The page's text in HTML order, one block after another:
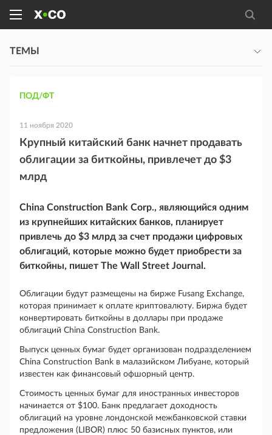
ТЕМЫ
ПОД/ФТ
11 ноября 2020
Крупный китайский банк начнет продавать
облигации за биткойны, привлечет до $3
млрд
China Construction Bank Corp., являющийся одним
из крупнейших китайских банков, планирует
привлечь до $3 млрд за счет продажи цифровых
облигаций, которые можно будет приобрести за
биткойны, пишет The Wall Street Journal.
Облигации будут размещены на бирже Fusang Exchange,
которая принимает к оплате криптовалюту. Биржа будет
конвертировать биткойны в доллары при продаже
облигаций China Construction Bank.
Выпуск ценных бумаг будет организован подразделением
China Construction Bank в малазийском Либуане, который
известен как финансовый офшорный центр.
Стоимость ценных бумаг для иностранных инвесторов
начинается от $100. Банк предлагает доходность
облигаций на уровне лондонской межбанковской ставки
предложения (LIBOR) плюс 50 базисных пунктов, или